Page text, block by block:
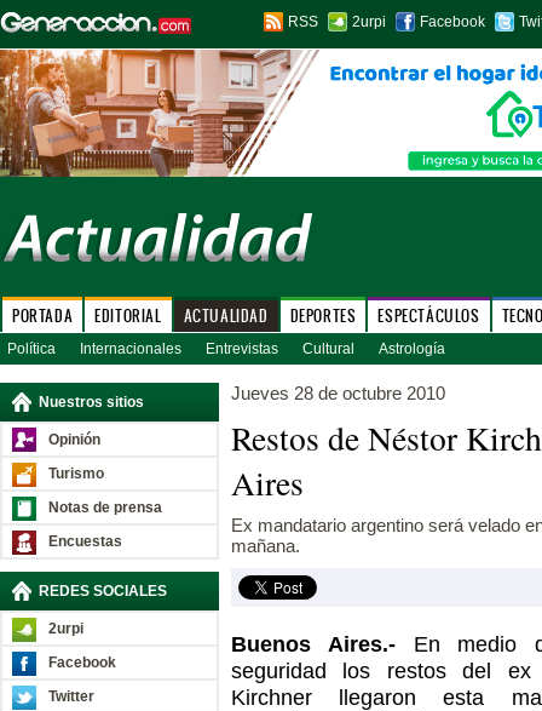
RSS 2urpi Facebook
PORTADA EDITORIAL ACTUALIDAD DEPORTES ESPECTÁCULOS
Política Internacionales Entrevistas Cultural Astrología
Nuestros sitios
Opinión
Turismo
Notas de prensa
Encuestas
REDES SOCIALES
2urpi
Facebook
Twitter
Jueves 28 de octubre 2010
Restos de Néstor
Aires
Ex mandatario argentino será velado
mañana.
Buenos Aires.- En medio
seguridad los restos del ex
Kirchner llegaron esta